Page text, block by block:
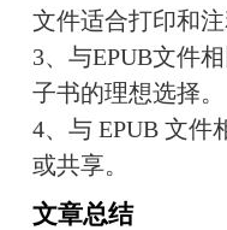
文件适合打印和注
3、与EPUB文件
子书的理想选择。
4、与 EPUB 文件
或共享。
文章总结